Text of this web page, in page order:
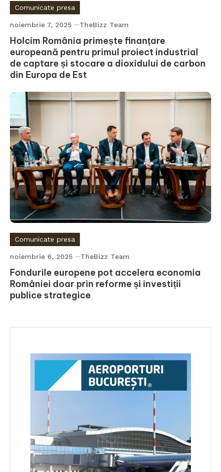
Comunicate presa
noiembrie 7, 2025 TheBizz Team
Holcim România primește finanțare
europeană pentru primul proiect industrial
de captare și stocare a dioxidului de carbon
din Europa de Est
Comunicate presa
noiembrie 6, 2025 TheBizz Team
Fondurile europene pot accelera economia
României doar prin reforme și investiții
publice strategice